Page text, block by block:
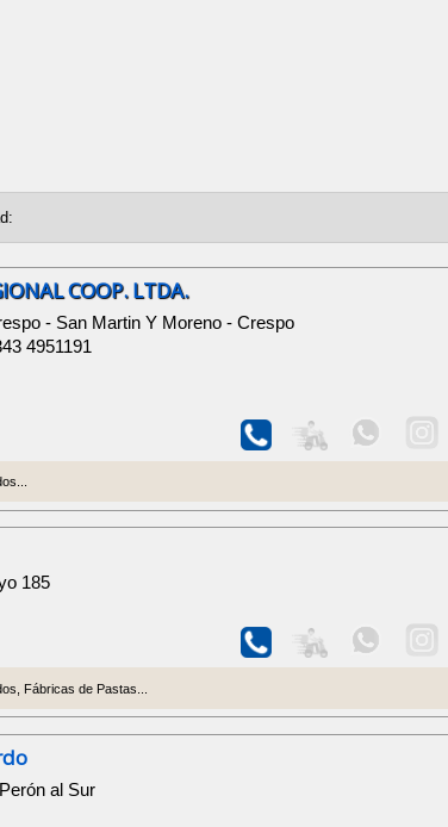
COOP. LTDA.
- San Martin Y Moreno - Crespo
4951191
185
Fábricas de Pastas...
al Sur